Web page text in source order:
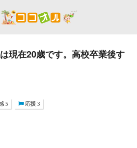
現在20歳です。高校卒業後す
5 応援 3